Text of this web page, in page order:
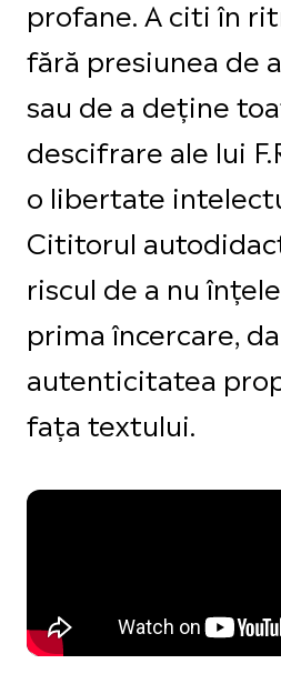
profane. A citi în
fără presiunea de
sau de a deține
descifrare ale lui
o libertate
Cititorul
riscul de a nu
prima încercare,
autenticitatea
fața textului.